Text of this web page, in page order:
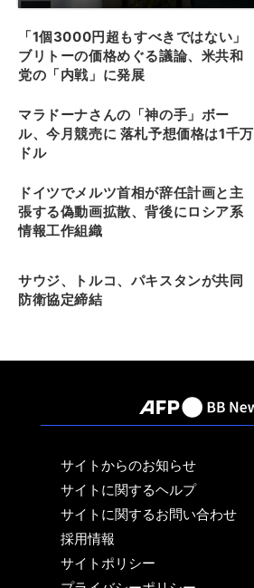
「1個3000円超もすべきではない」
ブリトーの価格めぐる議論、米共和
党の「内戦」に発展
マラドーナさんの「神の手」ボー
ル、今月競売に 落札予想価格は1千万
ドル
ドイツでメルツ首相が辞任計画と主
張する偽動画拡散、背後にロシア系
情報工作組織
サウジ、トルコ、パキスタンが共同
防衛協定締結
サイトからのお知らせ
サイトに関するヘルプ
サイトに関するお問い合わせ
採用情報
サイトポリシー